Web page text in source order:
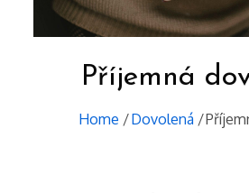
Příjemná
Home Dovolená